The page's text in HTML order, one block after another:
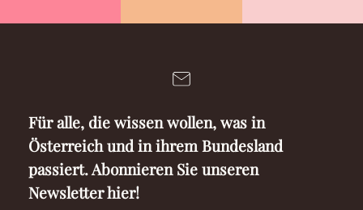
Für alle, die wissen wollen, was in
Österreich und in ihrem Bundesland
passiert. Abonnieren Sie unseren
Newsletter hier!